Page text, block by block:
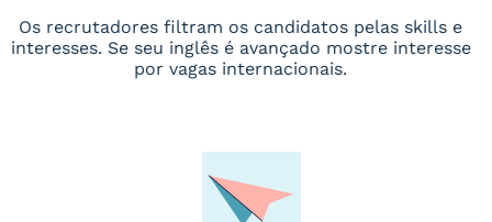
Os recrutadores filtram os candidatos pelas skills e
interesses. Se seu inglês é avançado mostre interesse
por vagas internacionais.